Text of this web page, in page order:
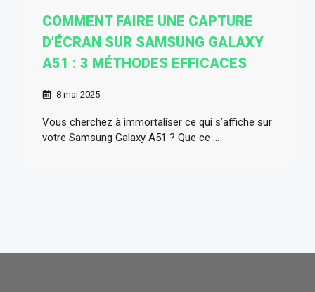
COMMENT FAIRE UNE CAPTURE
D’ÉCRAN SUR SAMSUNG GALAXY
A51 : 3 MÉTHODES EFFICACES
8 mai 2025
Vous cherchez à immortaliser ce qui s’affiche sur
votre Samsung Galaxy A51 ? Que ce ...